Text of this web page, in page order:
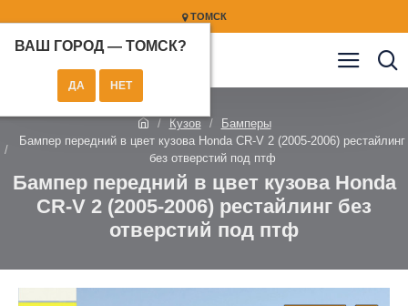
ТОМСК
ВАШ ГОРОД — ТОМСК?
Кузов
Бамперы
Бампер передний в цвет кузова Honda CR-V 2 (2005-2006) рестайлинг
без отверстий под птф
Бампер передний в цвет кузова Honda
CR-V 2 (2005-2006) рестайлинг без
отверстий под птф